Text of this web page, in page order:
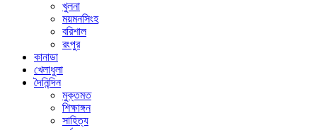
খুলনা
ময়মনসিংহ
বরিশাল
রংপুর
কানাডা
খেলাধুলা
দৈনিন্দিন
মুক্তমত
শিক্ষাঙ্গন
সাহিত্য